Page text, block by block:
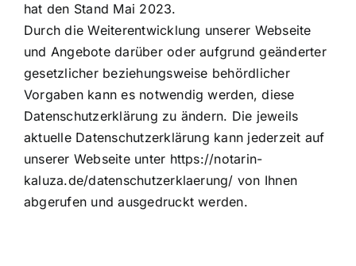
hat den Stand Mai 2023.
Durch die Weiterentwicklung unserer Webseite
und Angebote darüber oder aufgrund geänderter
gesetzlicher beziehungsweise behördlicher
Vorgaben kann es notwendig werden, diese
Datenschutzerklärung zu ändern. Die jeweils
aktuelle Datenschutzerklärung kann jederzeit auf
unserer Webseite unter https://notarin-
kaluza.de/datenschutzerklaerung/ von Ihnen
abgerufen und ausgedruckt werden.